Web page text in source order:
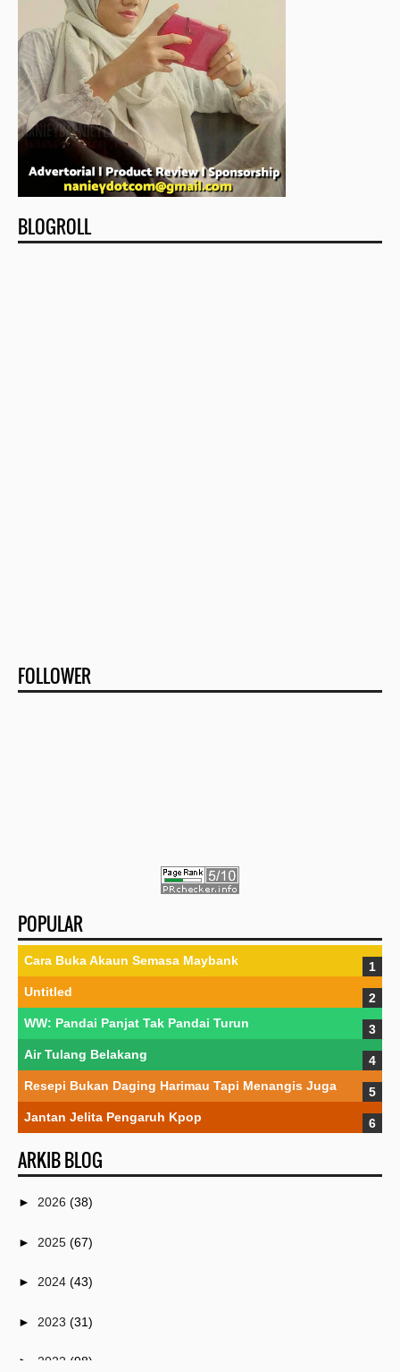
BLOGROLL
FOLLOWER
POPULAR
Cara Buka Akaun Semasa Maybank
Untitled
WW: Pandai Panjat Tak Pandai Turun
Air Tulang Belakang
Resepi Bukan Daging Harimau Tapi Menangis Juga
Jantan Jelita Pengaruh Kpop
ARKIB BLOG
► 2026 (38)
► 2025 (67)
► 2024 (43)
► 2023 (31)
► 2022 (98)